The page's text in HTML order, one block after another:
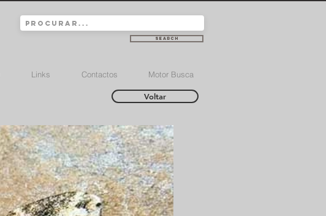
Search
Links Contactos Motor Busca
Voltar